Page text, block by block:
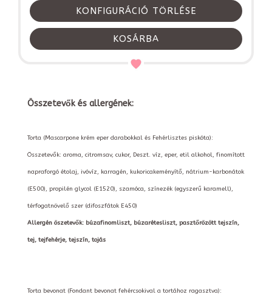
KONFIGURÁCIÓ TÖRLÉSE
KOSÁRBA
Összetevők és allergének:
Torta (Mascarpone krém eper darabokkal és Fehérlisztes piskóta):
Összetevők: aroma, citromsav, cukor, Deszt. víz, eper, etil alkohol, finomított
napraforgó étolaj, ivóvíz, karragén, kukoricakeményítő, nátrium-karbonátok
(E500), propilén glycol (E1520), szamóca, színezék (egyszerű karamell),
térfogatnövelő szer (difoszfátok E450)
Allergén öszetevők: búzafinomliszt, búzarétesliszt, pasztőrözött tejszín,
tej, tejfehérje, tejszín, tojás
Torta bevonat (Fondant bevonat fehércsokival a tortához ragasztva):